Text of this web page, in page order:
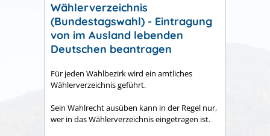
Wählerverzeichnis
(Bundestagswahl) - Eintragung
von im Ausland lebenden
Deutschen beantragen
Für jeden Wahlbezirk wird ein amtliches
Wählerverzeichnis geführt.
Sein Wahlrecht ausüben kann in der Regel nur,
wer in das Wählerverzeichnis eingetragen ist.